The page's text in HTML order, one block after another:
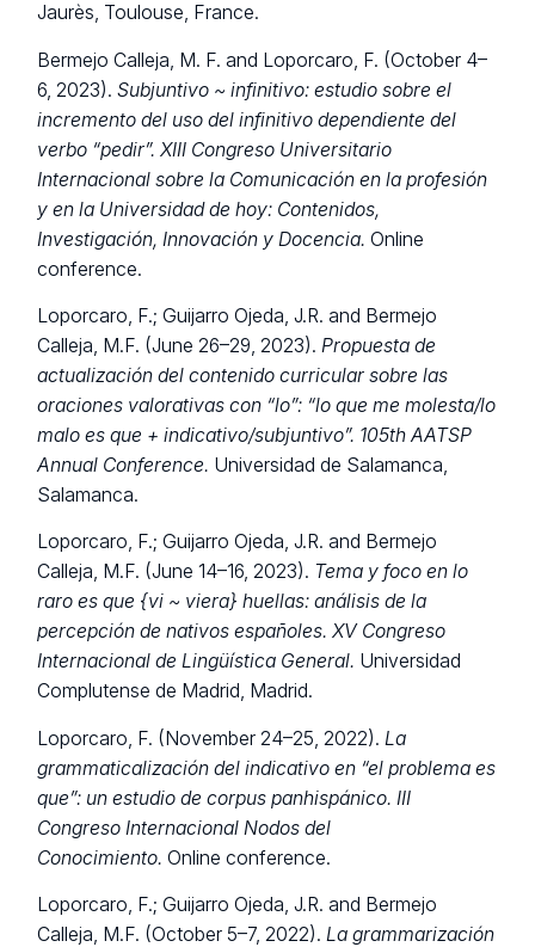
Jaurès, Toulouse, France.
Bermejo Calleja, M. F. and Loporcaro, F. (October 4–
6, 2023).Subjuntivo ~ infinitivo: estudio sobre el
incremento del uso del infinitivo dependiente del
verbo “pedir”.XIII Congreso Universitario
Internacional sobre la Comunicación en la profesión
y en la Universidad de hoy: Contenidos,
Investigación, Innovación y Docencia. Online
conference.
Loporcaro, F.; Guijarro Ojeda, J.R. and Bermejo
Calleja, M.F. (June 26–29, 2023).Propuesta de
actualización del contenido curricular sobre las
oraciones valorativas con “lo”: “lo que me molesta/lo
malo es que + indicativo/subjuntivo”. 105th AATSP
Annual Conference. Universidad de Salamanca,
Salamanca.
Loporcaro, F.; Guijarro Ojeda, J.R. and Bermejo
Calleja, M.F. (June 14–16, 2023). Tema y foco en lo
raro es que {vi ~ viera} huellas: análisis de la
percepción de nativos españoles.XV Congreso
Internacional de Lingüística General. Universidad
Complutense de Madrid, Madrid.
Loporcaro, F. (November 24–25, 2022). La
grammaticalización del indicativo en “el problema es
que”: un estudio de corpus panhispánico. III
Congreso Internacional Nodos del
Conocimiento. Online conference.
Loporcaro, F.; Guijarro Ojeda, J.R. and Bermejo
Calleja, M.F. (October 5–7, 2022).La grammarización